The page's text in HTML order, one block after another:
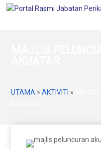
UTAMA »AKTIVITI »